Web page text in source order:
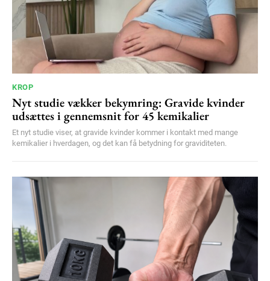
KROP
Nyt studie vækker bekymring: Gravide kvinder
udsættes i gennemsnit for 45 kemikalier
Et nyt studie viser, at gravide kvinder kommer i kontakt med mange
kemikalier i hverdagen, og det kan få betydning for graviditeten.